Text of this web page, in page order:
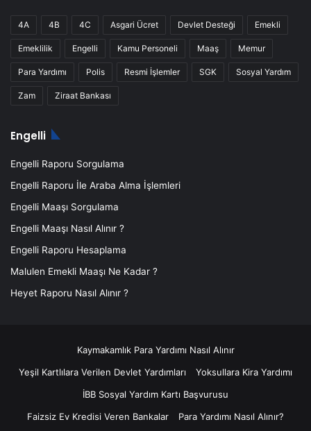
4A 4B 4C Asgari Ücret Devlet Desteği Emekli
Emeklilik Engelli Kamu Personeli Maaş Memur
Para Yardımı Polis Resmi İşlemler SGK Sosyal Yardım
Zam Ziraat Bankası
Engelli
Engelli Raporu Sorgulama
Engelli Raporu İle Araba Alma İşlemleri
Engelli Maaşı Sorgulama
Engelli Maaşı Nasıl Alınır ?
Engelli Raporu Hesaplama
Malulen Emekli Maaşı Ne Kadar ?
Heyet Raporu Nasıl Alınır ?
Kaymakamlık Para Yardımı Nasıl Alınır
Yeşil Kartlılara Verilen Devlet Yardımları
Yoksullara Kira Yardımı
İBB Sosyal Yardım Kartı Başvurusu
Faizsiz Ev Kredisi Veren Bankalar
Para Yardımı Nasıl Alınır?